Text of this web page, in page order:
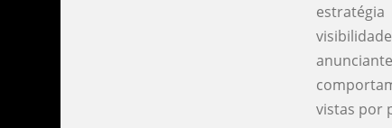
vistas por